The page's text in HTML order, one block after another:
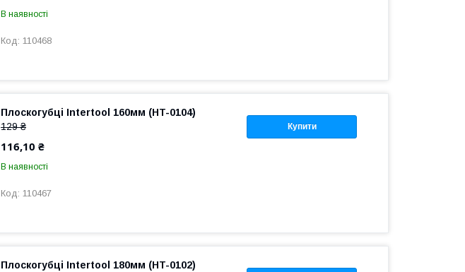
В наявності
110468
Купити
Плоскогубці Intertool 160мм (HT-0104)
129 ₴
116,10 ₴
В наявності
110467
Плоскогубці Intertool 180мм (HT-0102)